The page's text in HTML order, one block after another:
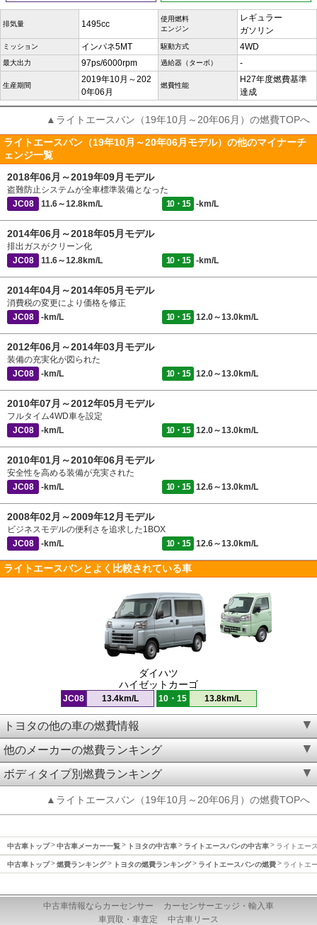
排気量 1495cc
使用燃料
エンジン
レギュラー
ガソリン
ミッション インパネ5MT 駆動方式 4WD
最大出力 97ps/6000rpm 過給器（ターボ） -
生産期間
2019年10月～202
0年06月
燃費性能
H27年度燃費基準
達成
▲ライトエースバン（19年10月～20年06月）の燃費TOPへ
ライトエースバン（19年10月～20年06月モデル）の他のマイナーチ
ェンジ一覧
2018年06月～2019年09月モデル
盗難防止システムが全車標準装備となった
JC08
11.6～12.8km/L 10・15 -km/L
2014年06月～2018年05月モデル
排出ガスがクリーン化
JC08
11.6～12.8km/L 10・15 -km/L
2014年04月～2014年05月モデル
消費税の変更により価格を修正
JC08
-km/L 10・15 12.0～13.0km/L
2012年06月～2014年03月モデル
装備の充実化が図られた
JC08
-km/L 10・15 12.0～13.0km/L
2010年07月～2012年05月モデル
フルタイム4WD車を設定
JC08
-km/L 10・15 12.0～13.0km/L
2010年01月～2010年06月モデル
安全性を高める装備が充実された
JC08
-km/L 10・15 12.6～13.0km/L
2008年02月～2009年12月モデル
ビジネスモデルの便利さを追求した1BOX
JC08
-km/L 10・15 12.6～13.0km/L
ライトエースバンとよく比較されている車
ダイハツ
ハイゼットカーゴ
JC08 13.4km/L 10・15 13.8km/L
トヨタの他の車の燃費情報
他のメーカーの燃費ランキング
ボディタイプ別燃費ランキング
▲ライトエースバン（19年10月～20年06月）の燃費TOPへ
中古車トップ 中古車メーカー一覧 トヨタの中古車 ライトエースバンの中古車 ライトエー
中古車トップ 燃費ランキング トヨタの燃費ランキング ライトエースバンの燃費 ライトエ
中古車情報ならカーセンサー
カーセンサーエッジ・輸入車
車買取・車査定
中古車リース